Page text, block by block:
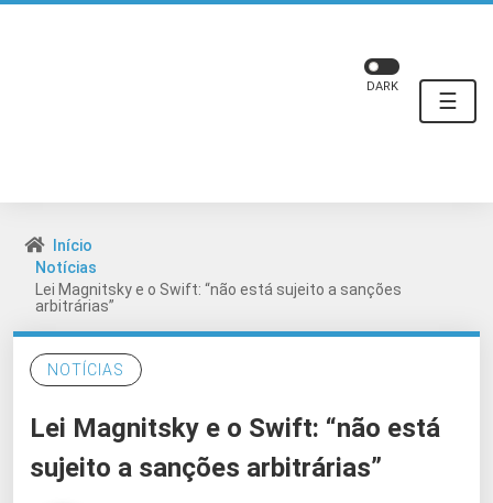
☰
DARK
Início
Notícias
Lei Magnitsky e o Swift: “não está sujeito a sanções
arbitrárias”
NOTÍCIAS
Lei Magnitsky e o Swift: “não está
sujeito a sanções arbitrárias”